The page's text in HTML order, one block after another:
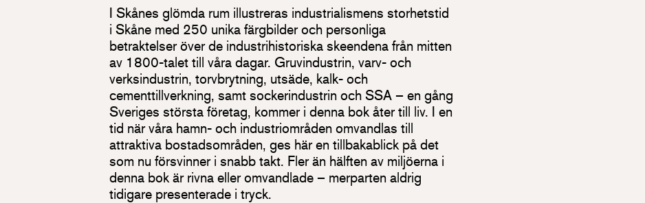
I Skånes glömda rum illustreras industrialismens storhetstid
i Skåne med 250 unika färgbilder och personliga
betraktelser över de industrihistoriska skeendena från mitten
av 1800-talet till våra dagar. Gruvindustrin, varv- och
verksindustrin, torvbrytning, utsäde, kalk- och
cementtillverkning, samt sockerindustrin och SSA – en gång
Sveriges största företag, kommer i denna bok åter till liv. I en
tid när våra hamn- och industriområden omvandlas till
attraktiva bostadsområden, ges här en tillbakablick på det
som nu försvinner i snabb takt. Fler än hälften av miljöerna i
denna bok är rivna eller omvandlade – merparten aldrig
tidigare presenterade i tryck.